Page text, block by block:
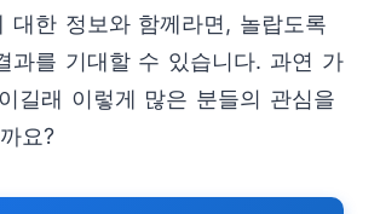
대한 정보와 함께라면, 놀랍도록
과를 기대할 수 있습니다. 과연 가
길래 이렇게 많은 분들의 관심을
요?